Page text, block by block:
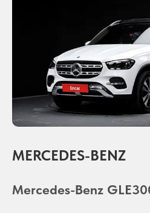
MERCEDES-BENZ
Mercedes-Benz